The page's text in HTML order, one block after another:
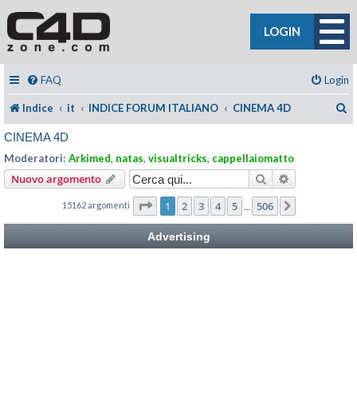
LOGIN
FAQ Login
Indice it INDICE FORUM ITALIANO CINEMA 4D
CINEMA 4D
Moderatori: Arkimed, natas, visualtricks, cappellaiomatto
Nuovo argomento Cerca
15162 argomenti Pagina di 506
1 2 3 4 5 506
Advertising